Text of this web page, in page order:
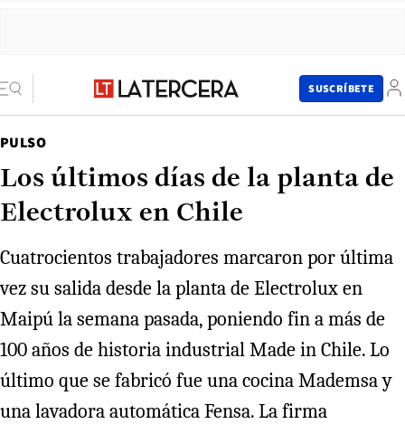
SUSCRÍBETE
PULSO
Los últimos días de la planta de
Electrolux en Chile
Cuatrocientos trabajadores marcaron por última
vez su salida desde la planta de Electrolux en
Maipú la semana pasada, poniendo fin a más de
100 años de historia industrial Made in Chile. Lo
último que se fabricó fue una cocina Mademsa y
una lavadora automática Fensa. La firma